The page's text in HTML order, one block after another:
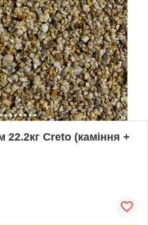
22.2кг Creto (каміння +